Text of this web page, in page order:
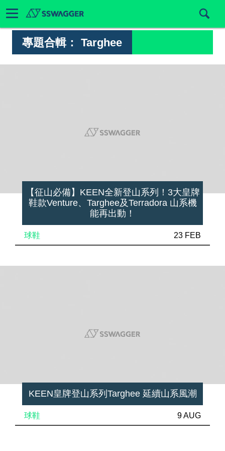
專題合輯： Targhee
【征山必備】KEEN全新登山系列！3大皇牌
鞋款Venture、Targhee及Terradora 山系機
能再出動！
球鞋 23 FEB
KEEN皇牌登山系列Targhee 延續山系風潮
球鞋 9 AUG